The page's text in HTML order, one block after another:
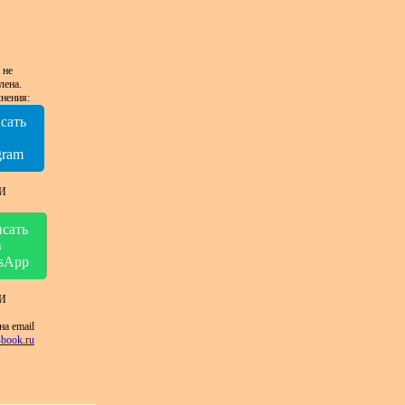
email